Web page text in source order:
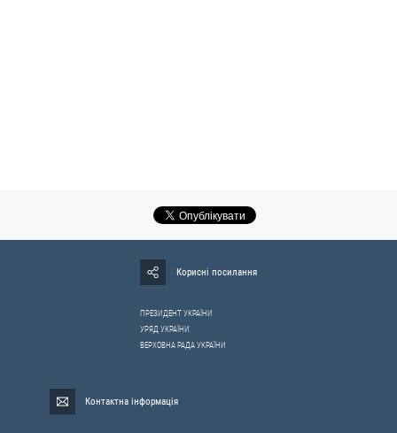
Корисні посилання
ПРЕЗИДЕНТ УКРАЇНИ
УРЯД УКРАЇНИ
ВЕРХОВНА РАДА УКРАЇНИ
Контактна інформація